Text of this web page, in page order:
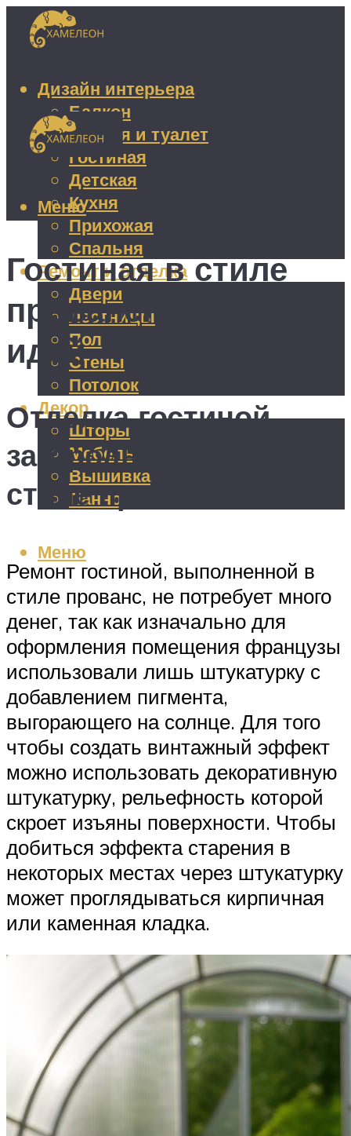
Дизайн интерьера
Балкон
Ванная и туалет
Гостиная
Детская
Кухня
Прихожая
Спальня
Ремонт и отделка
Двери
Лестницы
Пол
Стены
Потолок
Декор
Шторы
Мебель
Вышивка
Панно
Меню
Меню
Гостиная в стиле
прованс: 75 фото
идей
Отделка гостиной
загородного дома в
стиле прованс
Ремонт гостиной, выполненной в
стиле прованс, не потребует много
денег, так как изначально для
оформления помещения французы
использовали лишь штукатурку с
добавлением пигмента,
выгорающего на солнце. Для того
чтобы создать винтажный эффект
можно использовать декоративную
штукатурку, рельефность которой
скроет изъяны поверхности. Чтобы
добиться эффекта старения в
некоторых местах через штукатурку
может проглядываться кирпичная
или каменная кладка.